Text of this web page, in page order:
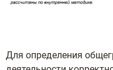
Для определения